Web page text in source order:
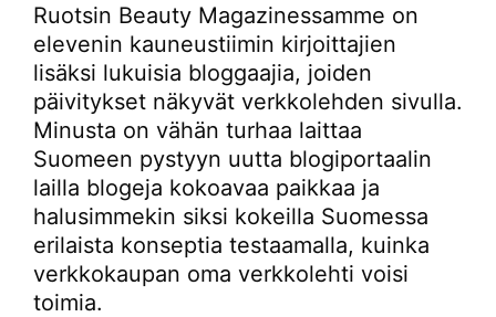
Ruotsin Beauty Magazinessamme on
elevenin kauneustiimin kirjoittajien
lisäksi lukuisia bloggaajia, joiden
päivitykset näkyvät verkkolehden sivulla.
Minusta on vähän turhaa laittaa
Suomeen pystyyn uutta blogiportaalin
lailla blogeja kokoavaa paikkaa ja
halusimmekin siksi kokeilla Suomessa
erilaista konseptia testaamalla, kuinka
verkkokaupan oma verkkolehti voisi
toimia.